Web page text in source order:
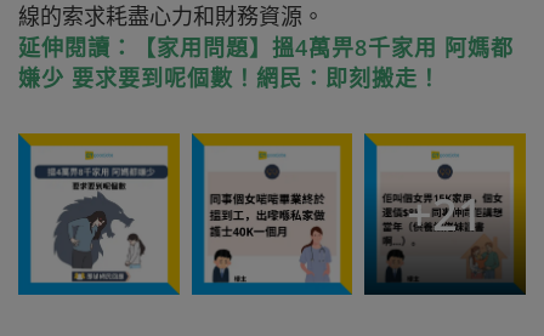
線的索求耗盡心力和財務資源。
延伸閱讀：【家用問題】搵4萬畀8千家用 阿媽都
嫌少 要求要到呢個數！網民：即刻搬走！
+21